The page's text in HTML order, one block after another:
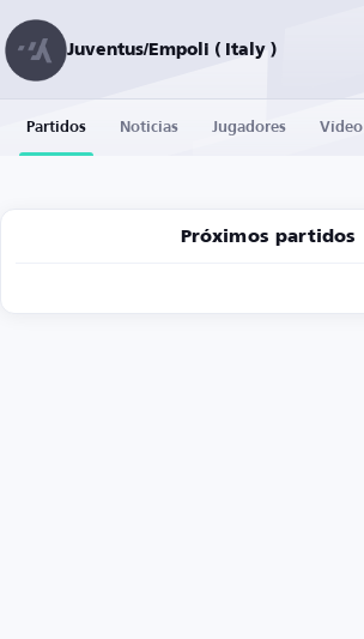
Juventus/Empoli ( Italy )
Partidos Noticias Jugadores Vídeo
Próximos partidos